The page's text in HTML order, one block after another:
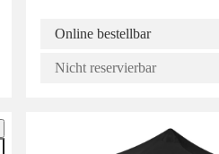
Online bestellbar
Nicht reservierbar